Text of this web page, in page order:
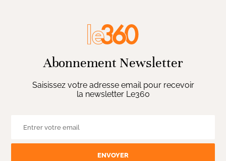
Abonnement Newsletter
Saisissez votre adresse email pour recevoir
la newsletter Le360
ENVOYER